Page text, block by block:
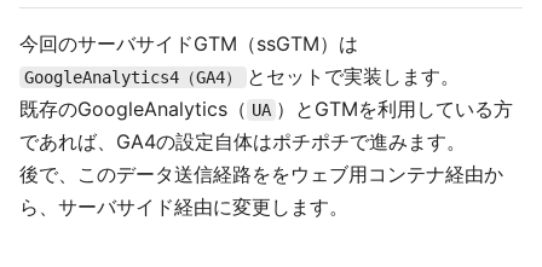
今回のサーバサイドGTM（ssGTM）は
GoogleAnalytics4（GA4）
とセットで実装します。
既存のGoogleAnalytics（ UA ）とGTMを利用している方
であれば、GA4の設定自体はポチポチで進みます。
後で、このデータ送信経路ををウェブ用コンテナ経由か
ら、サーバサイド経由に変更します。